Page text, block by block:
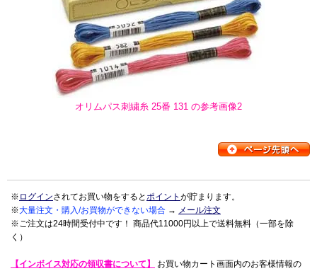
オリムパス刺繍糸 25番 131 の参考画像2
※ ログインされてお買い物をするとポイント が貯まります。
※大量注文・購入/お買物ができない場合 → メール注文
※ご注文は24時間受付中です！ 商品代11000円以上で送料無料（一部を除
く）
【インボイス対応の領収書について】
お買い物カート画面内のお客様情報の